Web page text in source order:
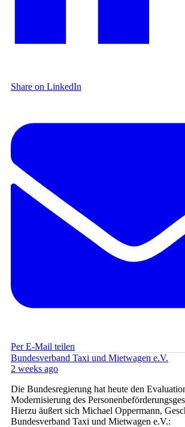
Share on LinkedIn
Per E-Mail teilen
Bundesverband Taxi und Mietwagen e.V.
2 weeks ago
Die Bundesregierung hat heute den
Modernisierung des
Hierzu äußert sich Michael Oppermann,
Bundesverband Taxi und Mietwagen e.V.: